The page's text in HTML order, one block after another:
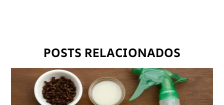
POSTS RELACIONADOS